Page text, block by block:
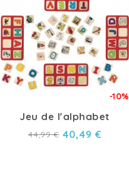
Jeu de l'alphabet
44,99 €
-10%
40,49 €